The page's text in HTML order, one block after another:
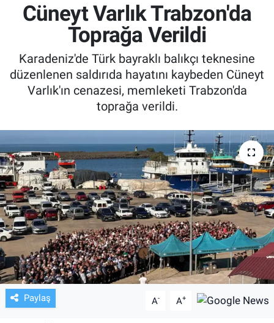
Cüneyt Varlık Trabzon'da
Toprağa Verildi
Karadeniz'de Türk bayraklı balıkçı teknesine
düzenlenen saldırıda hayatını kaybeden Cüneyt
Varlık'ın cenazesi, memleketi Trabzon'da
toprağa verildi.
Paylaş A- A+
KULİS MEYDANI
1461 TRABZON
FUTBOL
TV VE SİNEMA
BASKETBOL
SAĞLIK
GENEL
KÜLTÜR SANAT
Son Dakika Haberleri
Haber Arşivi